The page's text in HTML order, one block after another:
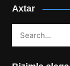
Axtar